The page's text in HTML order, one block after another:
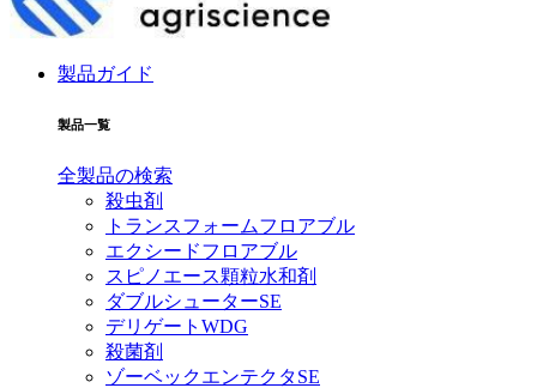
製品ガイド
製品一覧
全製品の検索
殺虫剤
トランスフォームフロアブル
エクシードフロアブル
スピノエース顆粒水和剤
ダブルシューターSE
デリゲートWDG
殺菌剤
ゾーベックエンテクタSE